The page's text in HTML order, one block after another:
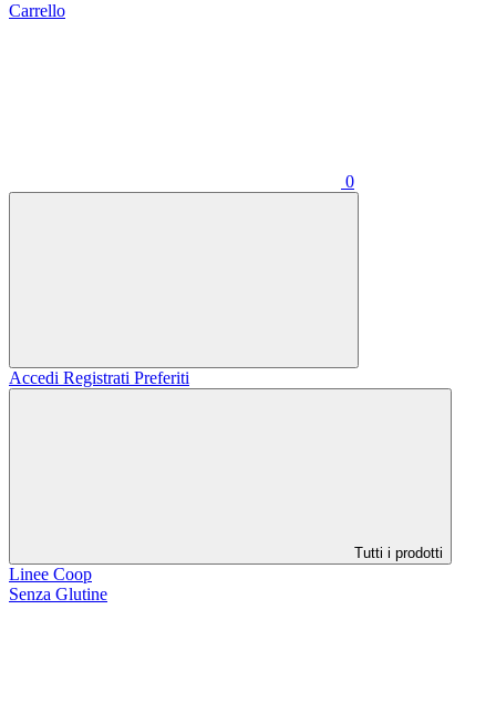
Carrello
0
Accedi Registrati Preferiti
Tutti i prodotti
Linee Coop
Senza Glutine